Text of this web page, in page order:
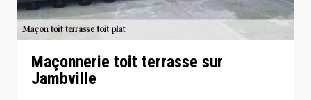
Maçonnerie toit terrasse sur
Jambville